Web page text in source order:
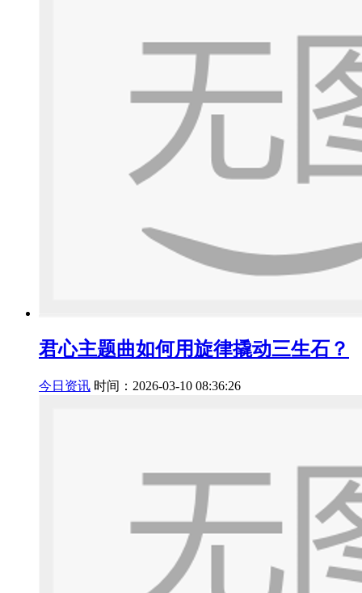
君心主题曲如何用旋律撬动三生石？
今日资讯 时间：2026-03-10 08:36:26